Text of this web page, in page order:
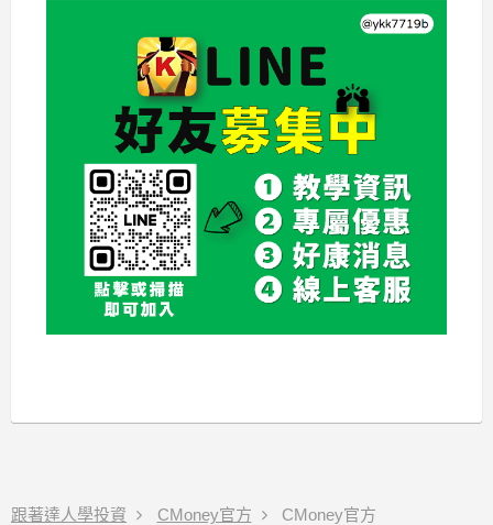
跟著達人學投資 CMoney官方 CMoney官方